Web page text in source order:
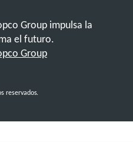
Group impulsa la
el futuro.
Group
reservados.